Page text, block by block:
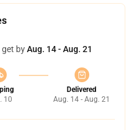
get byAug. 14 - Aug. 21
10
Delivered
Aug. 14 - Aug. 21